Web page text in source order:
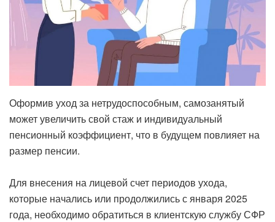
Оформив уход за нетрудоспособным, самозанятый
может увеличить свой стаж и индивидуальный
пенсионный коэффициент, что в будущем повлияет на
размер пенсии.
Для внесения на лицевой счет периодов ухода,
которые начались или продолжились с января 2025
года, необходимо обратиться в клиентскую службу СФР